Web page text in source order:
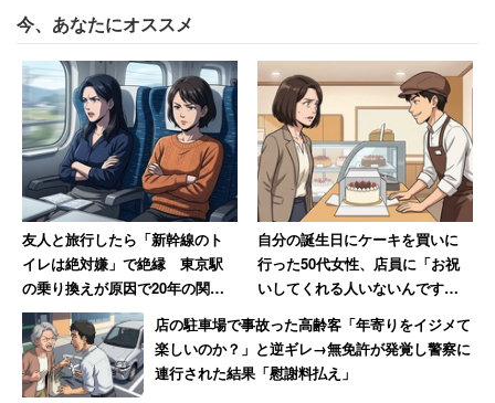
今、あなたにオススメ
友人と旅行したら「新幹線のト
イレは絶対嫌」で絶縁 東京駅
の乗り換えが原因で20年の関係
に終止符を打った女性
自分の誕生日にケーキを買いに
行った50代女性、店員に「お祝
いしてくれる人いないんです
店の駐車場で事故った高齢客「年寄りをイジメて
楽しいのか？」と逆ギレ→無免許が発覚し警察に
連行された結果「慰謝料払え」